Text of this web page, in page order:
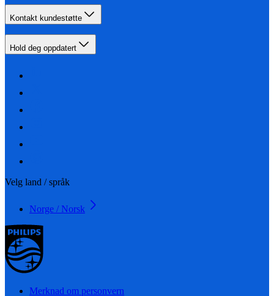
Kontakt kundestøtte
Hold deg oppdatert
Velg land / språk
Norge / Norsk
Merknad om personvern